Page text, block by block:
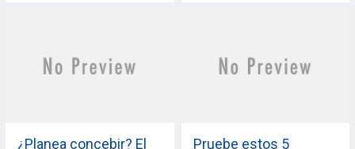
este estudio
¿Planea concebir? El
Pruebe estos 5